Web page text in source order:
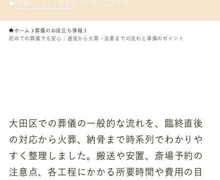
葬儀のお役立ち情報 2025年11月27日
ホーム
葬儀のお役立ち情報
初めての葬儀でも安心｜通夜から火葬・法要までの流れと準備のポイント
大田区での葬儀の一般的な流れを、臨終直後
の対応から火葬、納骨まで時系列でわかりや
すく整理しました。搬送や安置、斎場予約の
注意点、各工程にかかる所要時間や費用の目